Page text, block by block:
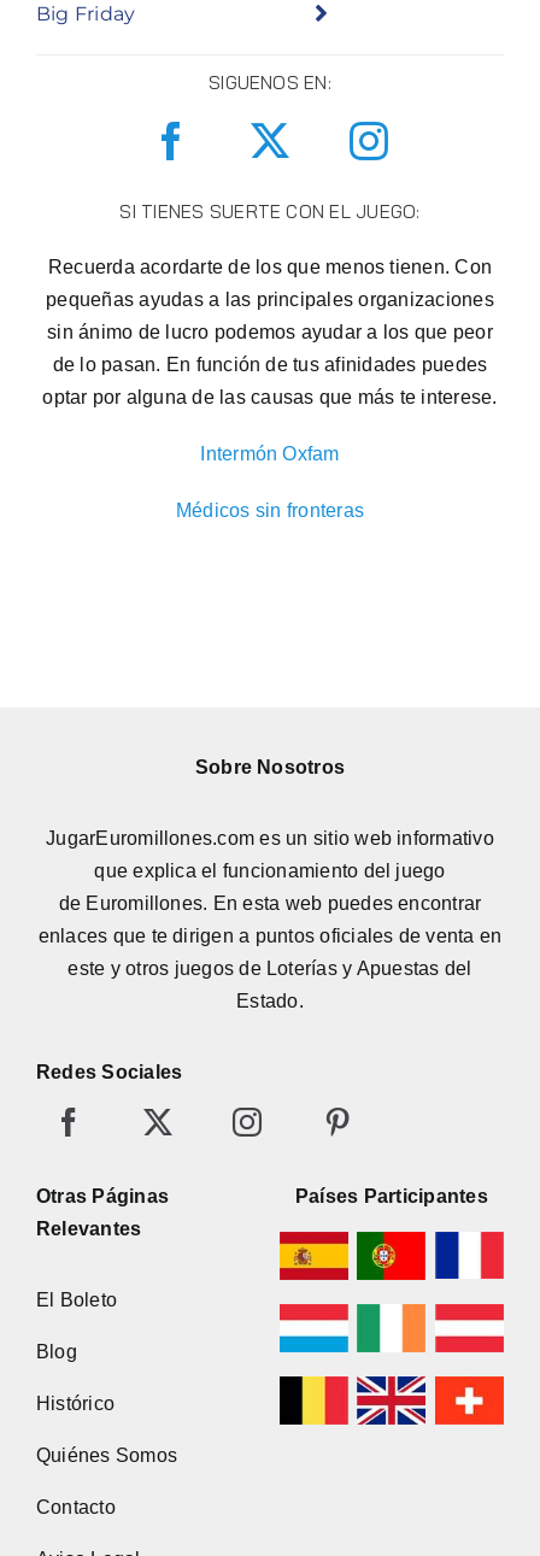
Big Friday
SIGUENOS EN:
SI TIENES SUERTE CON EL JUEGO:
Recuerda acordarte de los que menos tienen. Con
pequeñas ayudas a las principales organizaciones
sin ánimo de lucro podemos ayudar a los que peor
de lo pasan. En función de tus afinidades puedes
optar por alguna de las causas que más te interese.
Intermón Oxfam
Médicos sin fronteras
Sobre Nosotros
JugarEuromillones.com es un sitio web informativo
que explica el funcionamiento del juego
de Euromillones. En esta web puedes encontrar
enlaces que te dirigen a puntos oficiales de venta en
este y otros juegos de Loterías y Apuestas del
Estado.
Redes Sociales
Otras Páginas
Relevantes
El Boleto
Blog
Histórico
Quiénes Somos
Contacto
Países Participantes